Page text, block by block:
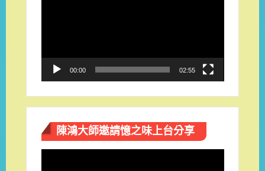
00:00 02:55
陳鴻大師邀請憶之味上台分享